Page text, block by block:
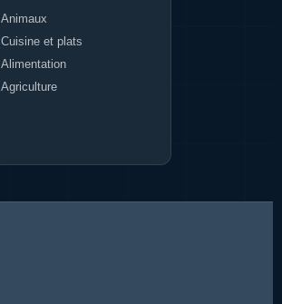
Animaux
Cuisine et plats
Alimentation
Agriculture